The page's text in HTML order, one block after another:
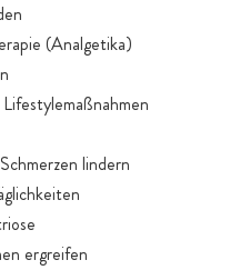
(Analgetika)
lindern
ergreifen